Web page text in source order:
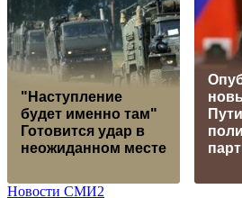
"Наступление
будет именно там"
Готовится удар в
неожиданном месте
Новости СМИ2